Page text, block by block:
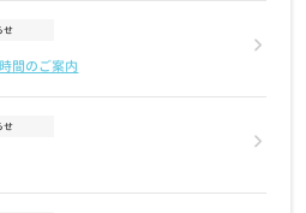
せ
間のご案内
せ